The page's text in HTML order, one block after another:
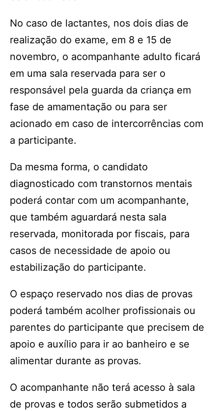
No caso de lactantes, nos dois dias de
realização do exame, em 8 e 15 de
novembro, o acompanhante adulto ficará
em uma sala reservada para ser o
responsável pela guarda da criança em
fase de amamentação ou para ser
acionado em caso de intercorrências com
a participante.
Da mesma forma, o candidato
diagnosticado com transtornos mentais
poderá contar com um acompanhante,
que também aguardará nesta sala
reservada, monitorada por fiscais, para
casos de necessidade de apoio ou
estabilização do participante.
O espaço reservado nos dias de provas
poderá também acolher profissionais ou
parentes do participante que precisem de
apoio e auxílio para ir ao banheiro e se
alimentar durante as provas.
O acompanhante não terá acesso à sala
de provas e todos serão submetidos a